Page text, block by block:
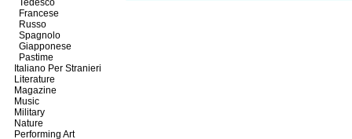
Tedesco
Francese
Russo
Spagnolo
Giapponese
Pastime
Italiano Per Stranieri
Literature
Magazine
Music
Military
Nature
Performing Art